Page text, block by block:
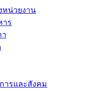
หน่วยงาน
าร
ารและสังคม